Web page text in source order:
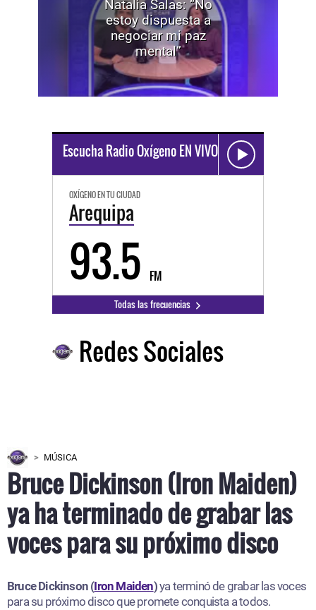
Natalia Salas: “No
estoy dispuesta a
negociar mi paz
mental”
Escucha Radio Oxígeno EN VIVO
OXÍGENO EN TU CIUDAD
Arequipa
93.5 FM
Todas las frecuencias
Redes Sociales
MÚSICA
Bruce Dickinson (Iron Maiden)
ya ha terminado de grabar las
voces para su próximo disco
Bruce Dickinson (Iron Maiden)ya terminó de grabar las voces
para su próximo disco que promete conquista a todos.